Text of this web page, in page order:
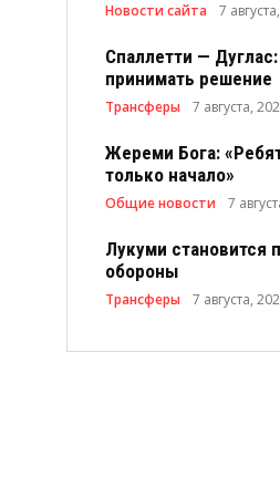
Новости сайта 7
Спаллетти —
принимать решение
Трансферы 7 августа,
Жереми Бога:
только начало»
Общие новости 7
Лукуми становится
обороны
Трансферы 7 августа,